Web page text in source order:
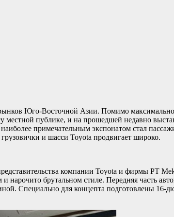
Юго-Восточной Азии. Помимо
публике, и на прошедшей недавно
примечательным экспонатом стал
и шасси Toyota продвигает широко.
компании Toyota и фирмы PT
брутальном стиле. Передняя часть
Специально для концепта подготовлены